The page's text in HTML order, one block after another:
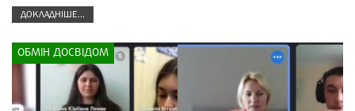
ДОКЛАДНІШЕ...
ОБМІН ДОСВІДОМ